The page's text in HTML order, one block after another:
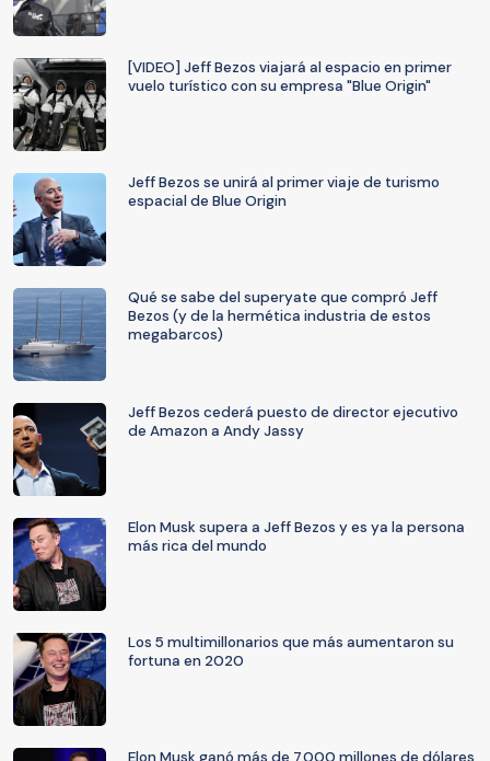
[VIDEO] Jeff Bezos viajará al espacio en primer
vuelo turístico con su empresa "Blue Origin"
Jeff Bezos se unirá al primer viaje de turismo
espacial de Blue Origin
Qué se sabe del superyate que compró Jeff
Bezos (y de la hermética industria de estos
megabarcos)
Jeff Bezos cederá puesto de director ejecutivo
de Amazon a Andy Jassy
Elon Musk supera a Jeff Bezos y es ya la persona
más rica del mundo
Los 5 multimillonarios que más aumentaron su
fortuna en 2020
Elon Musk ganó más de 7.000 millones de dólares